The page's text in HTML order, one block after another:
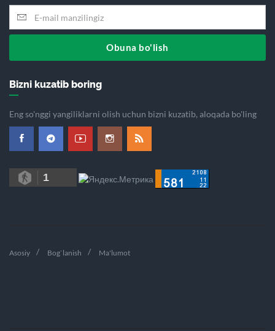
Obuna bo'lish
Bizni kuzatib boring
Eng so'nggi yangiliklarni olish uchun bizni kuzatib, aloqada bo'ling
1
Asosiy Bog`lanish Ma'lumot